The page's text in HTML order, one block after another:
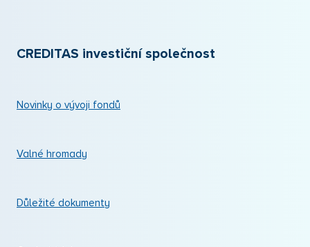
CREDITAS investiční společnost
Novinky o vývoji fondů
Valné hromady
Důležité dokumenty